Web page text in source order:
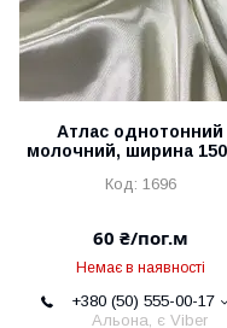
Атлас однотонний
молочний, ширина
1696
60 ₴/пог.м
Немає в наявності
+380 (50) 555-00-17
Альона, є Viber